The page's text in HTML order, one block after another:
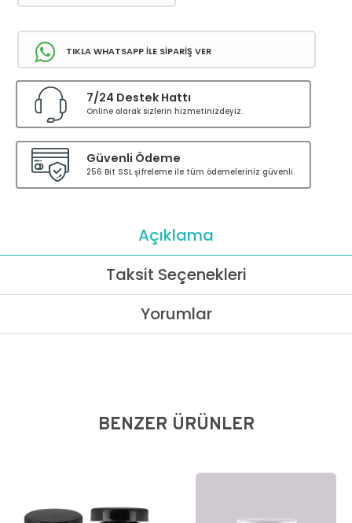
TIKLA WHATSAPP İLE SİPARİŞ VER
7/24 Destek Hattı
Online olarak sizlerin hizmetinizdeyiz.
Güvenli Ödeme
256 Bit SSL şifreleme ile tüm ödemeleriniz güvenli.
Açıklama
Taksit Seçenekleri
Yorumlar
BENZER ÜRÜNLER